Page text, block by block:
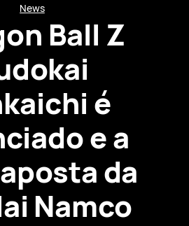
News
Ball Z
é
e a
da
Namco